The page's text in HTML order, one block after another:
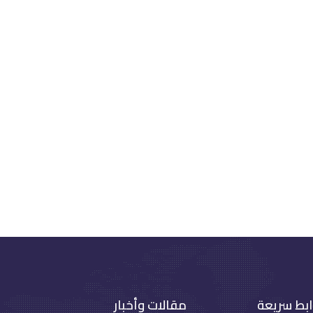
سريعة مقالات وأخبار